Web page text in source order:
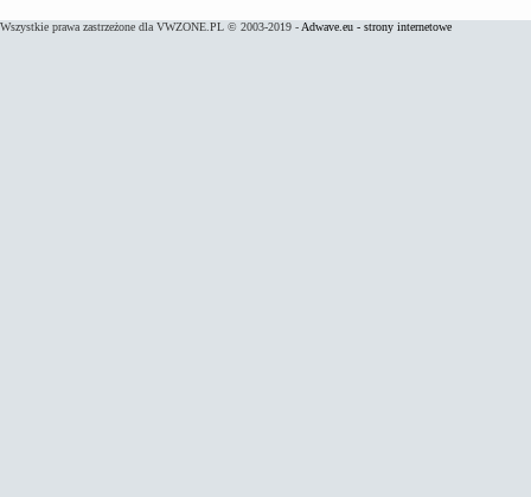
Wszystkie prawa zastrzeżone dla VWZONE.PL © 2003-2019 - Adwave.eu - strony internetowe